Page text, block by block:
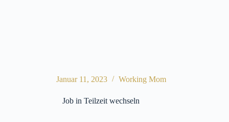
Januar 11, 2023 Working Mom
Job in Teilzeit wechseln